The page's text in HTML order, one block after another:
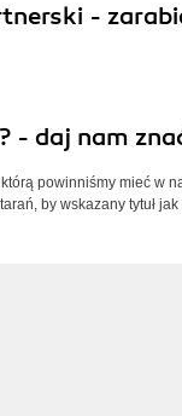
-
- daj nam
którą powinniśmy mieć w
by wskazany tytuł